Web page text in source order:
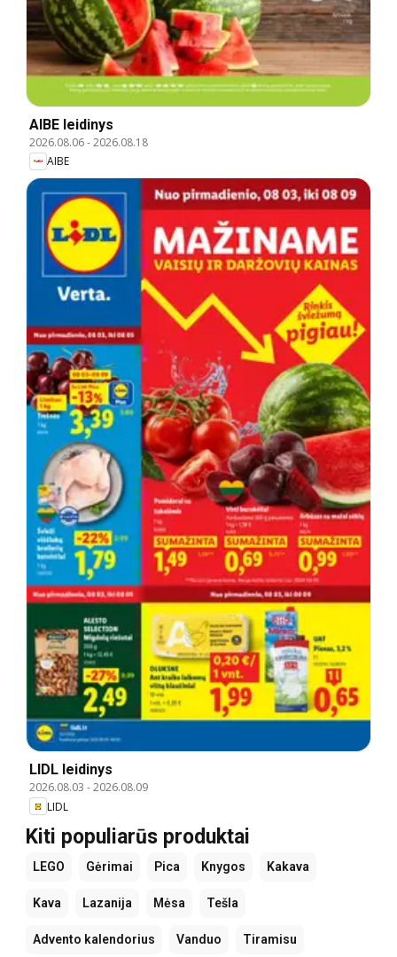
AIBE leidinys
2026.08.06-2026.08.18
AIBE
LIDL leidinys
2026.08.03 -2026.08.09
LIDL
Kiti populiarūs produktai
LEGO Gėrimai Pica Knygos Kakava
Kava Lazanija Mėsa Tešla
Advento kalendorius Vanduo Tiramisu